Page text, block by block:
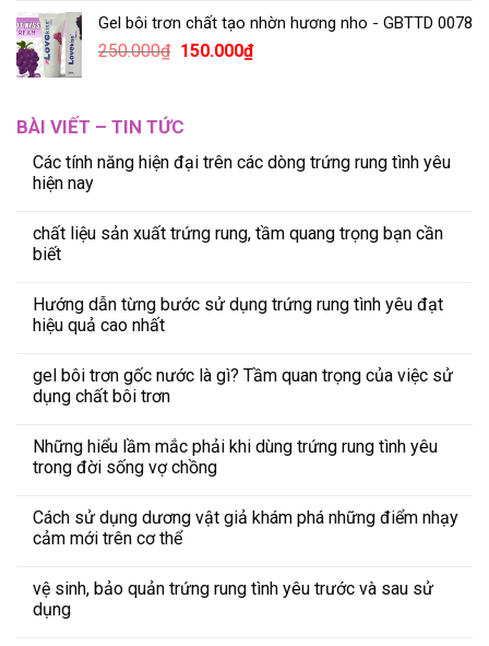
Gel bôi trơn chất tạo nhờn hương nho - GBTTD 0078
250.000₫ 150.000₫
BÀI VIẾT – TIN TỨC
Các tính năng hiện đại trên các dòng trứng rung tình yêu
hiện nay
chất liệu sản xuất trứng rung, tầm quang trọng bạn cần
biết
Hướng dẫn từng bước sử dụng trứng rung tình yêu đạt
hiệu quả cao nhất
gel bôi trơn gốc nước là gì? Tầm quan trọng của việc sử
dụng chất bôi trơn
Những hiểu lầm mắc phải khi dùng trứng rung tình yêu
trong đời sống vợ chồng
Cách sử dụng dương vật giả khám phá những điểm nhạy
cảm mới trên cơ thể
vệ sinh, bảo quản trứng rung tình yêu trước và sau sử
dụng